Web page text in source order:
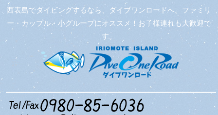
西表島でダイビングするなら、ダイブワンロードへ。ファミリ
ー・カップル・小グループにオススメ！お子様連れも大歓迎で
す。